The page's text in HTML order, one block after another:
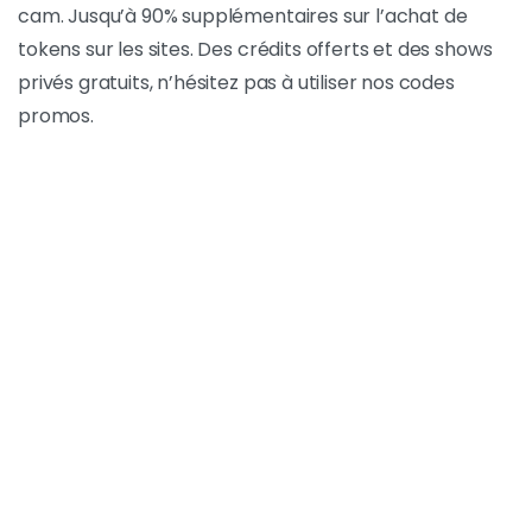
cam. Jusqu’à 90% supplémentaires sur l’achat de
tokens sur les sites. Des crédits offerts et des shows
privés gratuits, n’hésitez pas à utiliser nos codes
promos.